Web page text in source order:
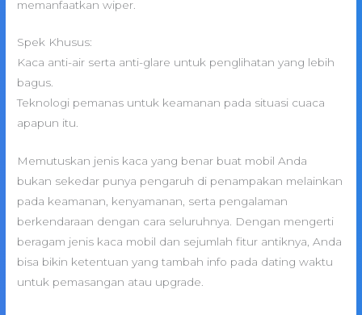
memanfaatkan wiper.
Spek Khusus:
Kaca anti-air serta anti-glare untuk penglihatan yang lebih
bagus.
Teknologi pemanas untuk keamanan pada situasi cuaca
apapun itu.
Memutuskan jenis kaca yang benar buat mobil Anda
bukan sekedar punya pengaruh di penampakan melainkan
pada keamanan, kenyamanan, serta pengalaman
berkendaraan dengan cara seluruhnya. Dengan mengerti
beragam jenis kaca mobil dan sejumlah fitur antiknya, Anda
bisa bikin ketentuan yang tambah info pada dating waktu
untuk pemasangan atau upgrade.